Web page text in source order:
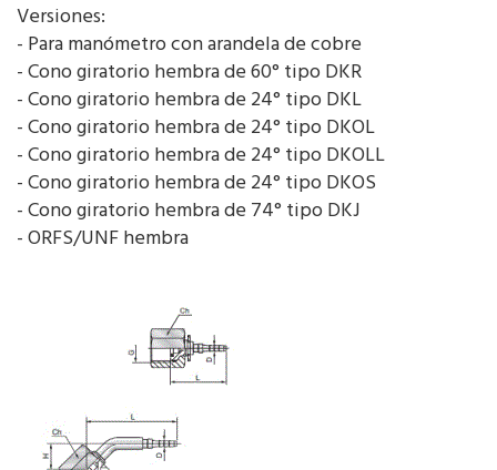
Versiones:
- Para manómetro con arandela de cobre
- Cono giratorio hembra de 60° tipo DKR
- Cono giratorio hembra de 24° tipo DKL
- Cono giratorio hembra de 24° tipo DKOL
- Cono giratorio hembra de 24° tipo DKOLL
- Cono giratorio hembra de 24° tipo DKOS
- Cono giratorio hembra de 74° tipo DKJ
- ORFS/UNF hembra